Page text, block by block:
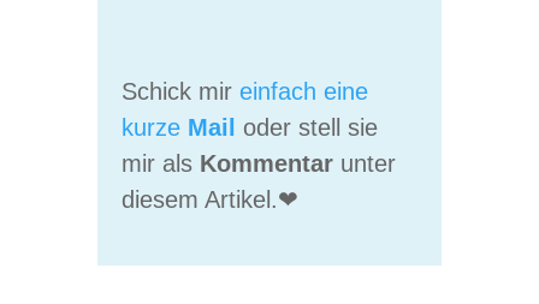
Schick mir ein­fach eine
kurze Mail oder stell sie
mir als Kom­men­tarunter
die­sem Artikel.❤